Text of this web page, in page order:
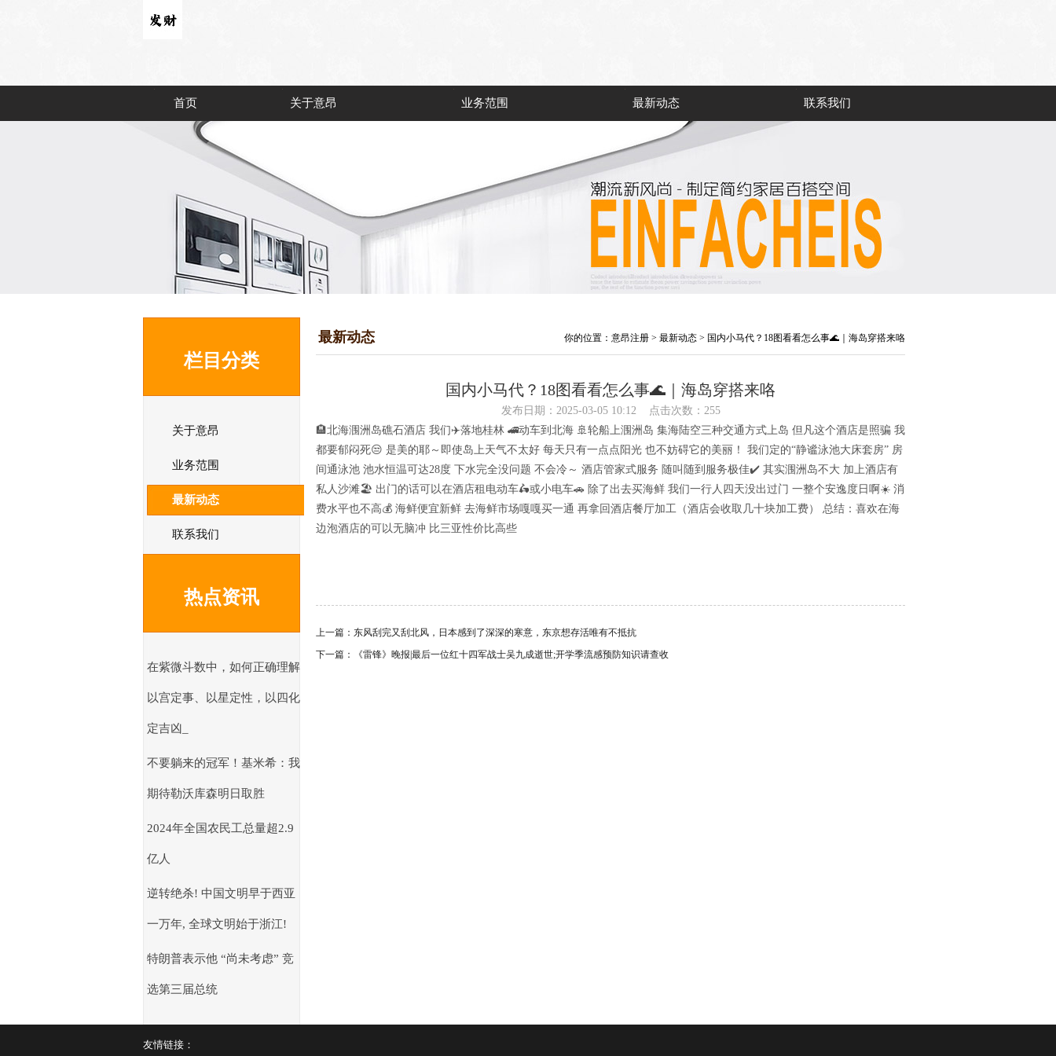
首页 关于意昂 业务范围 最新动态 联系我们
栏目分类
关于意昂
业务范围
最新动态
联系我们
热点资讯
在紫微斗数中，如何正确理解
以宫定事、以星定性，以四化
定吉凶_
不要躺来的冠军！基米希：我
期待勒沃库森明日取胜
2024年全国农民工总量超2.9
亿人
逆转绝杀! 中国文明早于西亚
一万年, 全球文明始于浙江!
特朗普表示他 “尚未考虑” 竞
选第三届总统
最新动态 你的位置： 意昂注册 > 最新动态 > 国内小马代？18图看看怎么事🌊｜海岛穿搭来咯
国内小马代？18图看看怎么事🌊｜海岛穿搭来咯
发布日期：2025-03-05 10:12 点击次数：255
🏨北海涠洲岛礁石酒店 我们✈️落地桂林 🚄动车到北海 🚢轮船上涠洲岛 集海陆空三种交通方式上岛 但凡这个酒店是照骗 我
都要郁闷死😒 是美的耶～即使岛上天气不太好 每天只有一点点阳光 也不妨碍它的美丽！ 我们定的“静谧泳池大床套房” 房
间通泳池 池水恒温可达28度 下水完全没问题 不会冷～ 酒店管家式服务 随叫随到服务极佳✔️ 其实涠洲岛不大 加上酒店有
私人沙滩🏖️ 出门的话可以在酒店租电动车🛵或小电车🚗 除了出去买海鲜 我们一行人四天没出过门 一整个安逸度日啊☀️ 消
费水平也不高💰 海鲜便宜新鲜 去海鲜市场嘎嘎买一通 再拿回酒店餐厅加工（酒店会收取几十块加工费） 总结：喜欢在海
边泡酒店的可以无脑冲 比三亚性价比高些
上一篇： 东风刮完又刮北风，日本感到了深深的寒意，东京想存活唯有不抵抗
下一篇：
《雷锋》晚报|最后一位红十四军战士吴九成逝世;开学季流感预防知识请查收
友情链接：